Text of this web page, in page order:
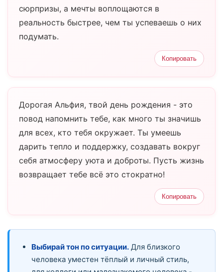
сюрпризы, а мечты воплощаются в
реальность быстрее, чем ты успеваешь о них
подумать.
Копировать
Дорогая Альфия, твой день рождения - это
повод напомнить тебе, как много ты значишь
для всех, кто тебя окружает. Ты умеешь
дарить тепло и поддержку, создавать вокруг
себя атмосферу уюта и доброты. Пусть жизнь
возвращает тебе всё это стократно!
Копировать
Выбирай тон по ситуации. Для близкого
человека уместен тёплый и личный стиль,